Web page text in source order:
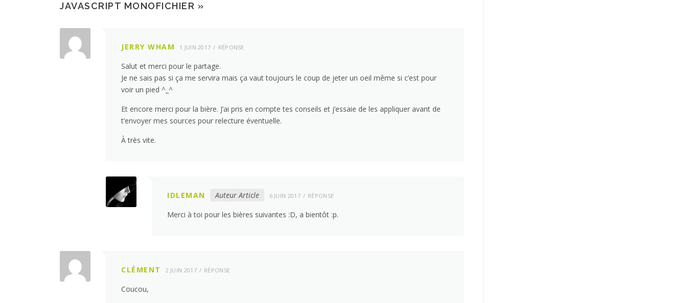
JAVASCRIPT MONOFICHIER »
JERRY WHAM 1 JUIN 2017 RÉPONSE
Salut et merci pour le partage.
Je ne sais pas si ça me servira mais ça vaut toujours le coup de jeter un oeil même si c’est pour
voir un pied ^_^
Et encore merci pour la bière. J’ai pris en compte tes conseils et j’essaie de les appliquer avant de
t’envoyer mes sources pour relecture éventuelle.
À très vite.
IDLEMAN Auteur Article 6 JUIN 2017 RÉPONSE
Merci à toi pour les bières suivantes :D, a bientôt :p.
CLÉMENT 2 JUIN 2017 RÉPONSE
Coucou,